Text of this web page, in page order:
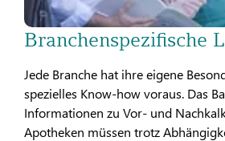
Branchenspezifische
Jede Branche hat ihre eigene
spezielles Know-how voraus. Das
Informationen zu Vor- und
Apotheken müssen trotz